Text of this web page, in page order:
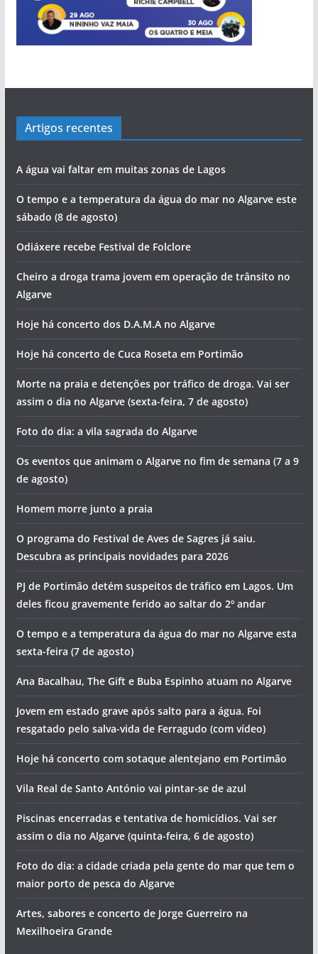
pub
pub
pub
pub
pub
Artigos recentes
A água vai faltar em muitas zonas de Lagos
O tempo e a temperatura da água do mar no Algarve este
sábado (8 de agosto)
Odiáxere recebe Festival de Folclore
Cheiro a droga trama jovem em operação de trânsito no
Algarve
Hoje há concerto dos D.A.M.A no Algarve
Hoje há concerto de Cuca Roseta em Portimão
Morte na praia e detenções por tráfico de droga. Vai ser
assim o dia no Algarve (sexta-feira, 7 de agosto)
Foto do dia: a vila sagrada do Algarve
Os eventos que animam o Algarve no fim de semana (7 a 9
de agosto)
Homem morre junto a praia
O programa do Festival de Aves de Sagres já saiu.
Descubra as principais novidades para 2026
PJ de Portimão detém suspeitos de tráfico em Lagos. Um
deles ficou gravemente ferido ao saltar do 2º andar
O tempo e a temperatura da água do mar no Algarve esta
sexta-feira (7 de agosto)
Ana Bacalhau, The Gift e Buba Espinho atuam no Algarve
Jovem em estado grave após salto para a água. Foi
resgatado pelo salva-vida de Ferragudo (com vídeo)
Hoje há concerto com sotaque alentejano em Portimão
Vila Real de Santo António vai pintar-se de azul
Piscinas encerradas e tentativa de homicídios. Vai ser
assim o dia no Algarve (quinta-feira, 6 de agosto)
Foto do dia: a cidade criada pela gente do mar que tem o
maior porto de pesca do Algarve
Artes, sabores e concerto de Jorge Guerreiro na
Mexilhoeira Grande